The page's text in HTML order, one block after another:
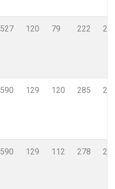
527 120 79 222
590 129 120 285
590 129 112 278